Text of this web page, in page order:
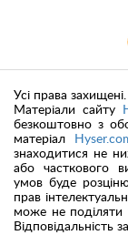
Усі права захищені.
Матеріали сайту
безкоштовно з
матеріал
знаходитися не
або часткового
умов буде
прав
може не поділяти
Відповідальність